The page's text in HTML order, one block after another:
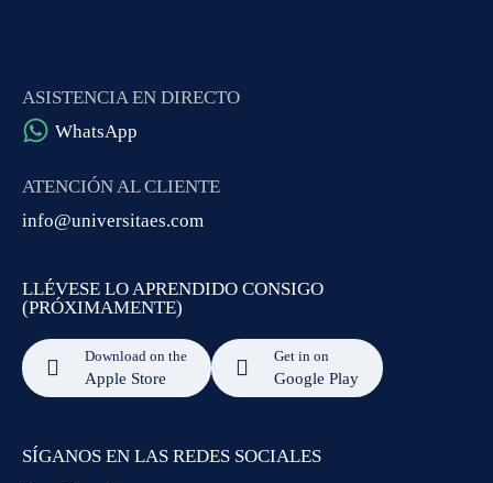
ASISTENCIA EN DIRECTO
WhatsApp
ATENCIÓN AL CLIENTE
info@universitaes.com
LLÉVESE LO APRENDIDO CONSIGO
(PRÓXIMAMENTE)
Download on the
Apple Store
Get in on
Google Play
SÍGANOS EN LAS REDES SOCIALES